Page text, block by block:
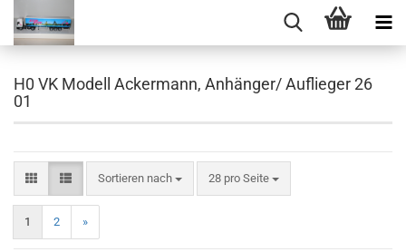
H0 VK Modell Ackermann, Anhänger/ Auflieger 26
01
Sortieren nach
Sortieren nach 28 pro Seite
pro Seite
1 2 »